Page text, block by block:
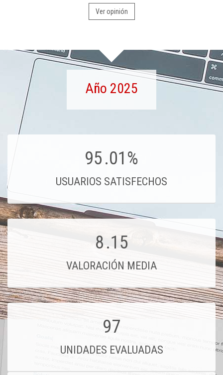
Ver opinión
Año 2025
95.01%
USUARIOS SATISFECHOS
8.15
VALORACIÓN MEDIA
97
UNIDADES EVALUADAS